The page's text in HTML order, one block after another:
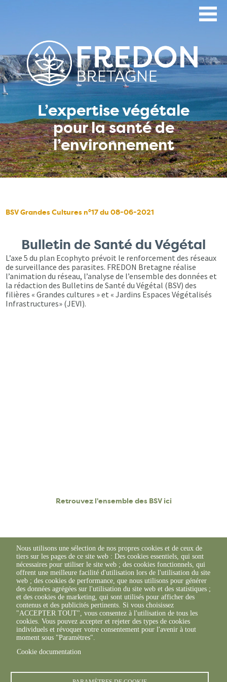
L’expertise végétale
pour la santé de
l’environnement
BSV Grandes Cultures n°17 du 08-06-2021
Bulletin de Santé du Végétal
L’axe 5 du plan Ecophyto prévoit le renforcement des réseaux
de surveillance des parasites. FREDON Bretagne réalise
l’animation du réseau, l’analyse de l’ensemble des données et
la rédaction des Bulletins de Santé du Végétal (BSV) des
filières « Grandes cultures » et « Jardins Espaces Végétalisés
Infrastructures» (JEVI).
Retrouvez l'ensemble des BSV ici
Nous utilisons une sélection de nos propres cookies et de ceux de
tiers sur les pages de ce site web : Des cookies essentiels, qui sont
nécessaires pour utiliser le site web ; des cookies fonctionnels, qui
offrent une meilleure facilité d'utilisation lors de l'utilisation du site
web ; des cookies de performance, que nous utilisons pour générer
des données agrégées sur l'utilisation du site web et des statistiques ;
et des cookies de marketing, qui sont utilisés pour afficher des
contenus et des publicités pertinents. Si vous choisissez
"ACCEPTER TOUT", vous consentez à l'utilisation de tous les
cookies. Vous pouvez accepter et rejeter des types de cookies
individuels et révoquer votre consentement pour l'avenir à tout
moment sous "Paramètres".
Cookie documentation